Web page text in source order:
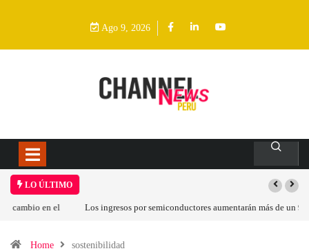
Ago 9, 2026
LO ÚLTIMO
Los ingresos por semiconductores aumentarán más de un 94 % en 2026
Home sostenibilidad